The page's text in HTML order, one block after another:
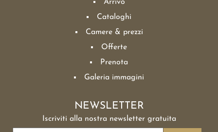
Arrivo
Cataloghi
Camere & prezzi
Offerte
Prenota
Galeria immagini
NEWSLETTER
Iscriviti alla nostra newsletter gratuita